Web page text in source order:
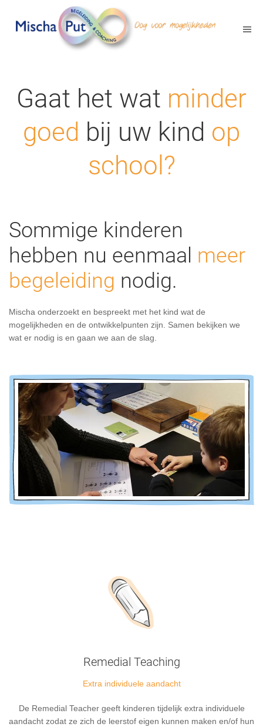
Gaat het wat minder
goed bij uw kind op
school?
Sommige kinderen
hebben nu eenmaal meer
begeleiding nodig.
Mischa onderzoekt en bespreekt met het kind wat de
mogelijkheden en de ontwikkelpunten zijn. Samen bekijken we
wat er nodig is en gaan we aan de slag.
Remedial Teaching
Extra individuele aandacht
De Remedial Teacher geeft kinderen tijdelijk extra individuele
aandacht zodat ze zich de leerstof eigen kunnen maken en/of hun